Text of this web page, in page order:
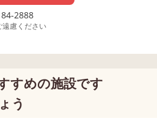
2888
慮ください
すめの施設です
う